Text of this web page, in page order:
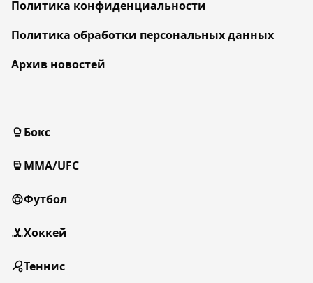
Политика конфиденциальности
Политика обработки персональных данных
Архив новостей
Бокс
MMA/UFC
Футбол
Хоккей
Теннис